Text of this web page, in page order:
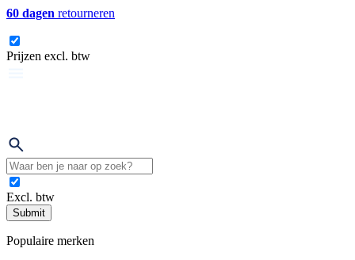
60 dagen retourneren
Prijzen excl. btw
Excl. btw
Submit
Populaire merken